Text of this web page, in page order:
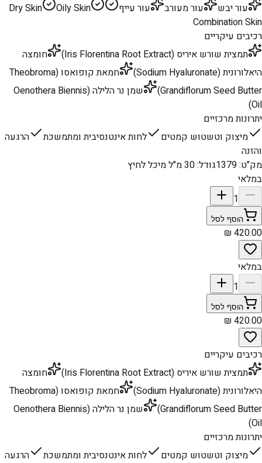
עור יבש
עור מעורב עור עייף Dry Skin
Oily Skin
Combination Skin
רכיבים עיקריים
תמצית שורש איריס (Iris Florentina Root Extract)
חומצה
היאלורונית (Sodium Hyaluronate)
חמאת קופואסו (Theobroma
Grandiflorum Seed Butter)
שמן נר הלילה (Oenothera Biennis
Oil)
יתרונות מרכזיים
מיצוק וטשטוש קמטים
לחות אינטנסיבית ומתמשכת
הרגעה
והזנה
מק"ט:
1379גודל:30 מ"ל מיכל לחיץ
במלאי
1
הוסף לסל
במלאי
1
הוסף לסל
רכיבים עיקריים
תמצית שורש איריס (Iris Florentina Root Extract)
חומצה
היאלורונית (Sodium Hyaluronate)
חמאת קופואסו (Theobroma
Grandiflorum Seed Butter)
שמן נר הלילה (Oenothera Biennis
Oil)
יתרונות מרכזיים
מיצוק וטשטוש קמטים
לחות אינטנסיבית ומתמשכת
הרגעה